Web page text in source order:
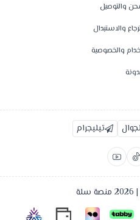
والتوصيل
والاستبدال
والخصوصية
تيليجرام
منصة سلة